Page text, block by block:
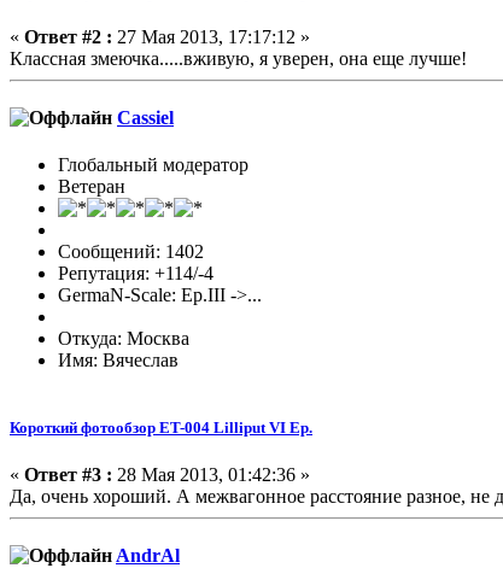
« Ответ #2 : 27 Мая 2013, 17:17:12 »
Классная змеючка.....вживую, я уверен, она еще лучше!
Cassiel
Глобальный модератор
Ветеран
Сообщений: 1402
Репутация: +114/-4
GermaN-Scale: Ep.III ->...
Откуда: Москва
Имя: Вячеслав
Короткий фотообзор ET-004 Lilliput VI Ep.
« Ответ #3 : 28 Мая 2013, 01:42:36 »
Да, очень хороший. А межвагонное расстояние разное, не
AndrAl